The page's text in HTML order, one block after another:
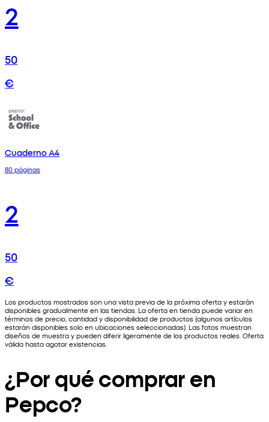
2
50
€
Cuaderno A4
80 páginas
2
50
€
Los productos mostrados son una vista previa de la próxima oferta y estarán
disponibles gradualmente en las tiendas. La oferta en tienda puede variar en
términos de precio, cantidad y disponibilidad de productos (algunos artículos
estarán disponibles solo en ubicaciones seleccionadas). Las fotos muestran
diseños de muestra y pueden diferir ligeramente de los productos reales. Oferta
válida hasta agotar existencias.
¿Por qué comprar en
Pepco?